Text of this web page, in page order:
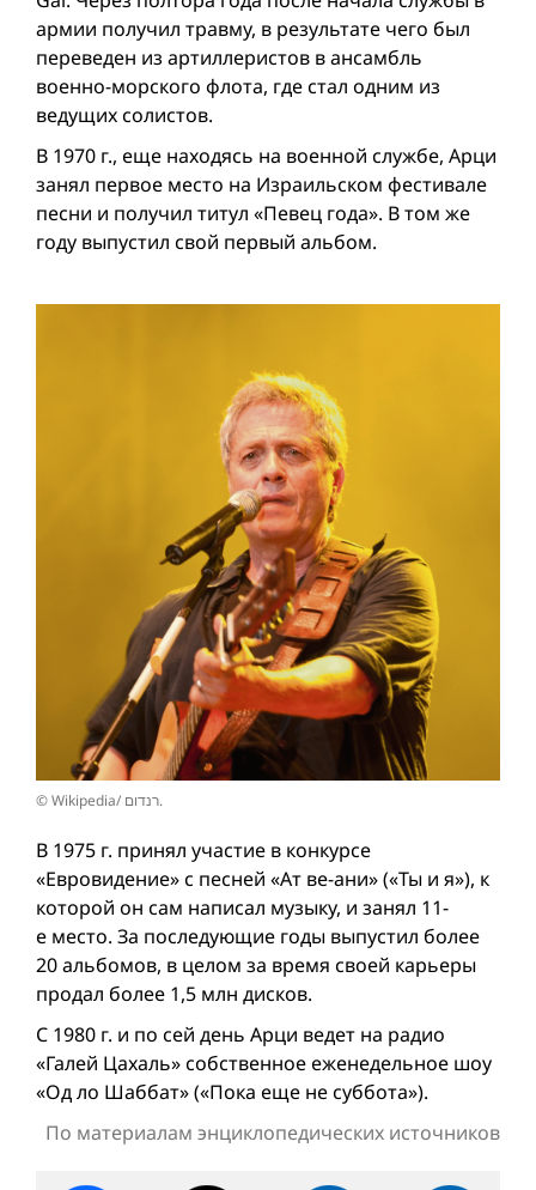
армии получил травму, в результате чего был
переведен из артиллеристов в ансамбль
военно-морского флота, где стал одним из
ведущих солистов.
В 1970 г., еще находясь на военной службе, Арци
занял первое место на Израильском фестивале
песни и получил титул «Певец года». В том же
году выпустил свой первый альбом.
© Wikipedia/ רנדום.
В 1975 г. принял участие в конкурсе
«Евровидение» с песней «Ат ве-ани» («Ты и я»), к
которой он сам написал музыку, и занял 11-
е место. За последующие годы выпустил более
20 альбомов, в целом за время своей карьеры
продал более 1,5 млн дисков.
С 1980 г. и по сей день Арци ведет на радио
«Галей Цахаль» собственное еженедельное шоу
«Од ло Шаббат» («Пока еще не суббота»).
По материалам энциклопедических источников